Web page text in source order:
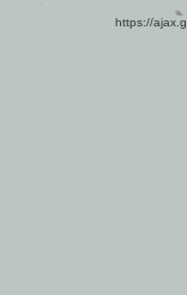
https://